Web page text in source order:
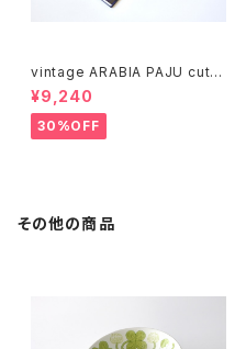
vintage ARABIA PAJU cutti
ng boad / ヴィンテージ アラビ
ア パユ カッティングボード
¥9,240
30%OFF
その他の商品